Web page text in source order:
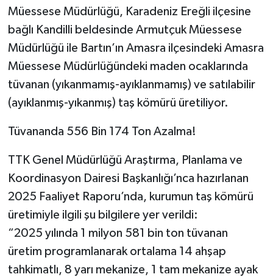
Müessese Müdürlüğü, Karadeniz Ereğli ilçesine
bağlı Kandilli beldesinde Armutçuk Müessese
Müdürlüğü ile Bartın’ın Amasra ilçesindeki Amasra
Müessese Müdürlüğündeki maden ocaklarında
tüvanan (yıkanmamış-ayıklanmamış) ve satılabilir
(ayıklanmış-yıkanmış) taş kömürü üretiliyor.
Tüvananda 556 Bin 174 Ton Azalma!
TTK Genel Müdürlüğü Araştırma, Planlama ve
Koordinasyon Dairesi Başkanlığı’nca hazırlanan
2025 Faaliyet Raporu’nda, kurumun taş kömürü
üretimiyle ilgili şu bilgilere yer verildi:
“2025 yılında 1 milyon 581 bin ton tüvanan
üretim programlanarak ortalama 14 ahşap
tahkimatlı, 8 yarı mekanize, 1 tam mekanize ayak